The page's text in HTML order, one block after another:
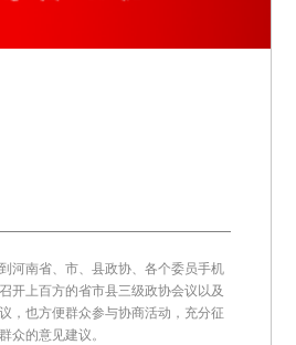
河南省、市、县政协、各个委员手机
开上百方的省市县三级政协会议以及
，也方便群众参与协商活动，充分征
众的意见建议。